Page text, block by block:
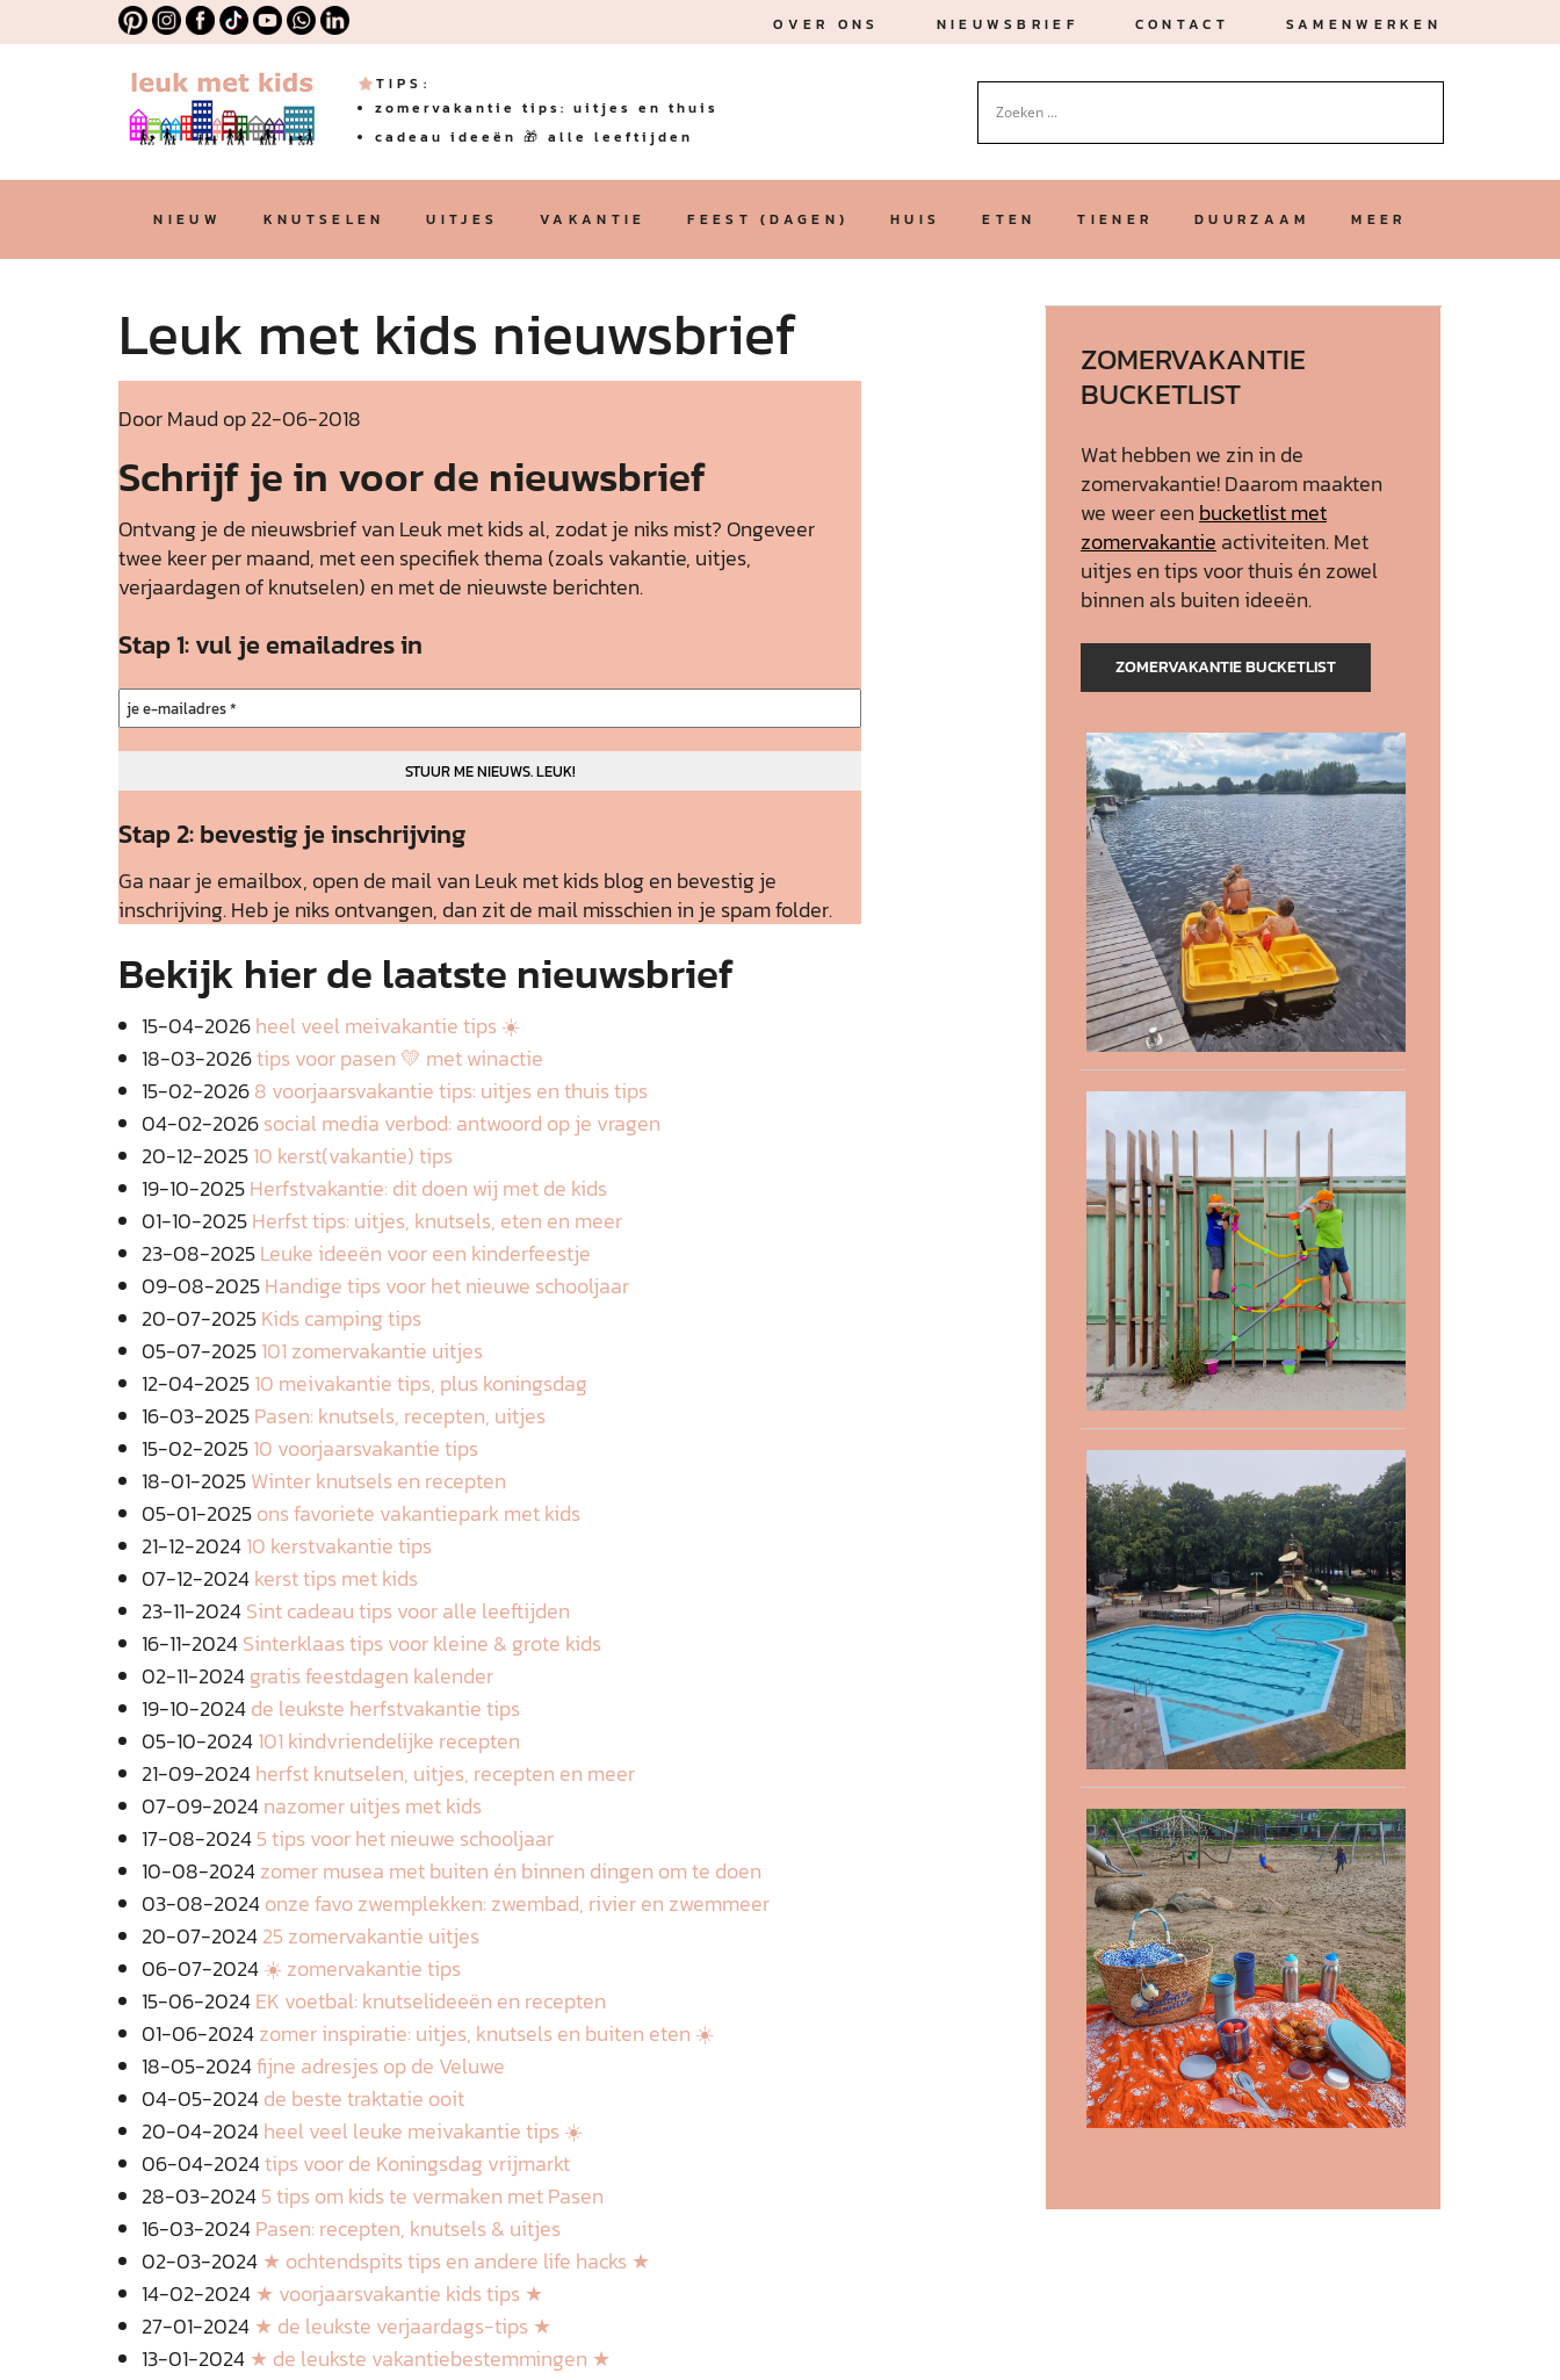
OVER ONS NIEUWSBRIEF CONTACT SAMENWERKEN
TIPS:
zomervakantie tips: uitjes en thuis
cadeau ideeën 🎁 alle leeftijden
NIEUW KNUTSELEN UITJES VAKANTIE FEEST (DAGEN) HUIS ETEN TIENER DUURZAAM MEER
Leuk met kids nieuwsbrief
Door Maud op 22-06-2018
Schrijf je in voor de nieuwsbrief
Ontvang je de nieuwsbrief van Leuk met kids al, zodat je niks mist? Ongeveer
twee keer per maand, met een specifiek thema (zoals vakantie, uitjes,
verjaardagen of knutselen) en met de nieuwste berichten.
Stap 1: vul je emailadres in
Stap 2: bevestig je inschrijving
Ga naar je emailbox, open de mail van Leuk met kids blog en bevestig je
inschrijving. Heb je niks ontvangen, dan zit de mail misschien in je spam folder.
Bekijk hier de laatste nieuwsbrief
15-04-2026heel veel meivakantie tips ☀️
18-03-2026tips voor pasen 💛 met winactie
15-02-20268 voorjaarsvakantie tips: uitjes en thuis tips
04-02-2026social media verbod: antwoord op je vragen
20-12-202510 kerst(vakantie) tips
19-10-2025Herfstvakantie: dit doen wij met de kids
01-10-2025Herfst tips: uitjes, knutsels, eten en meer
23-08-2025Leuke ideeën voor een kinderfeestje
09-08-2025Handige tips voor het nieuwe schooljaar
20-07-2025Kids camping tips
05-07-2025101 zomervakantie uitjes
12-04-202510 meivakantie tips, plus koningsdag
16-03-2025Pasen: knutsels, recepten, uitjes
15-02-202510 voorjaarsvakantie tips
18-01-2025Winter knutsels en recepten
05-01-2025ons favoriete vakantiepark met kids
21-12-202410 kerstvakantie tips
07-12-2024kerst tips met kids
23-11-2024Sint cadeau tips voor alle leeftijden
16-11-2024Sinterklaas tips voor kleine & grote kids
02-11-2024gratis feestdagen kalender
19-10-2024de leukste herfstvakantie tips
05-10-2024101 kindvriendelijke recepten
21-09-2024herfst knutselen, uitjes, recepten en meer
07-09-2024nazomer uitjes met kids
17-08-20245 tips voor het nieuwe schooljaar
10-08-2024zomer musea met buiten én binnen dingen om te doen
03-08-2024onze favo zwemplekken: zwembad, rivier en zwemmeer
20-07-202425 zomervakantie uitjes
06-07-2024☀️ zomervakantie tips
15-06-2024EK voetbal: knutselideeën en recepten
01-06-2024zomer inspiratie: uitjes, knutsels en buiten eten ☀️
18-05-2024fijne adresjes op de Veluwe
04-05-2024de beste traktatie ooit
20-04-2024heel veel leuke meivakantie tips ☀️
06-04-2024tips voor de Koningsdag vrijmarkt
28-03-20245 tips om kids te vermaken met Pasen
16-03-2024Pasen: recepten, knutsels & uitjes
02-03-2024★ ochtendspits tips en andere life hacks ★
14-02-2024★ voorjaarsvakantie kids tips ★
27-01-2024★ de leukste verjaardags-tips ★
13-01-2024★ de leukste vakantiebestemmingen ★
ZOMERVAKANTIE
BUCKETLIST
Wat hebben we zin in de
zomervakantie! Daarom maakten
we weer een bucketlist met
zomervakantie activiteiten. Met
uitjes en tips voor thuis én zowel
binnen als buiten ideeën.
ZOMERVAKANTIE BUCKETLIST